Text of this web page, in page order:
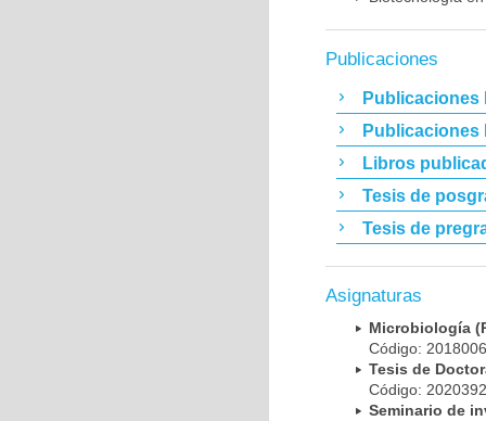
Publicaciones
Publicaciones
Publicaciones
Libros
Tesis de
Tesis de
Asignaturas
Microbiología
Código:
Tesis de
Código:
Seminario de